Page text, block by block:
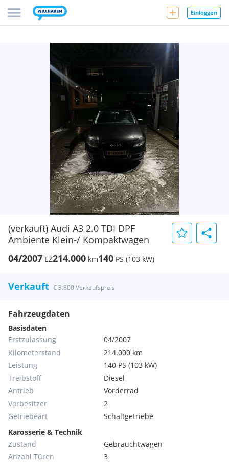
Einloggen
(verkauft) Audi A3 2.0 TDI DPF
Ambiente Klein-/ Kompaktwagen
04/2007 EZ214.000 km140 PS (103 kW)
Verkauft € 3.800 Verkaufspreis
Fahrzeugdaten
Basisdaten
Erstzulassung
04/2007
Kilometerstand
214.000 km
Leistung
140 PS (103 kW)
Treibstoff
Diesel
Antrieb
Vorderrad
Vorbesitzer
2
Getriebeart
Schaltgetriebe
Karosserie & Technik
Zustand
Gebrauchtwagen
Anzahl Türen
3